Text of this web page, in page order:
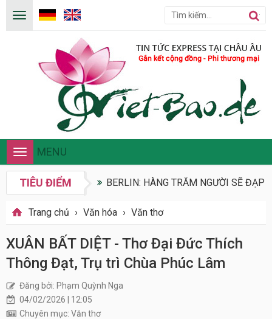
Toggle
navigation
MENU
TIÊU ĐIỂM BERLIN: HÀNG TRĂM NGƯỜI SẼ ĐẠP
Trang chủ › Văn hóa › Văn thơ
XUÂN BẤT DIỆT - Thơ Đại Đức Thích
Thông Đạt, Trụ trì Chùa Phúc Lâm
Đăng bởi: Phạm Quỳnh Nga
04/02/2026 | 12:05
Chuyên mục: Văn thơ